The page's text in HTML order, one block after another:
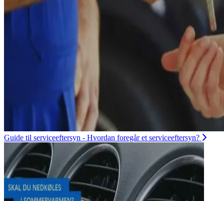
Guide til serviceeftersyn - Hvordan foregår et serviceeftersyn?